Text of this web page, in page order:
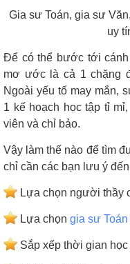
Gia sư Toán, gia sư Văn,
uy
Để có thể bước tới
mơ ước là cả 1 chặng
Ngoài yếu tố may mắn,
1 kế hoạch học tập tỉ
viên và chỉ bảo.
Vậy làm thế nào để tìm
chỉ cần các bạn lưu ý
Lựa chọn người thầy
Lựa chọn gia sư Toán
Sắp xếp thời gian học